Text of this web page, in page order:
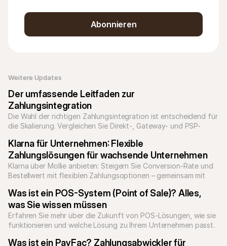
Weitere Updates
Der umfassende Leitfaden zur
Zahlungsintegration
Die Wahl der richtigen Zahlungsintegration ist entscheidend für
die Skalierung. Vergleichen Sie Direkt-, Gateway- und PSP-
Schulden zu reduzieren.
Klarna für Unternehmen: Flexible
Zahlungslösungen für wachsende Unternehmen
Klarna über Mollie anbieten: Steigern Sie Conversion-Rate und
Bestellwert mit flexiblen Zahlungsoptionen – gemeinsam mit
Was ist ein POS-System (Point of Sale)? Alles,
was Sie wissen müssen
Erfahren Sie mehr über die Zukunft von POS-Lösungen, wie sie
funktionieren und welche Lösung zu Ihrem Unternehmen passt.
Was ist ein PayFac? Zahlungsabwickler für
Abonnieren